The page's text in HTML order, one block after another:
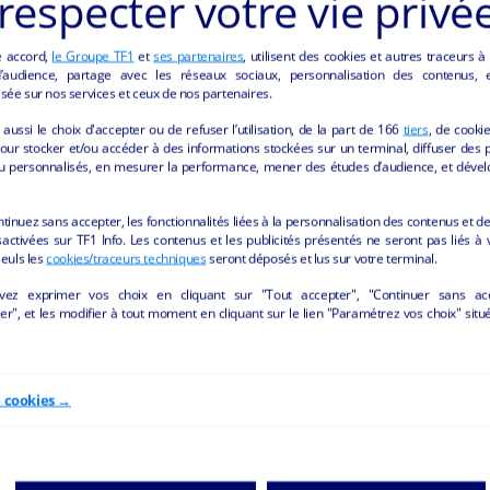
"AUTRES" DE LA REGION
Châteauroux - 36000
accord, le Groupe TF1 etses partenaires, utilisent des cookies et autres traceurs à
partage avec les réseaux sociaux, personnalisation des contenus,
sur nos services et ceux de nos partenaires.
aussi le choix d'accepter ou de refuser l’utilisation, de la part de 166 tiers, de
stocker et/ou accéder à des informations stockées sur un terminal, diffuser des
personnalisés, en mesurer la performance, mener des études d’audience, et
sans accepter, les fonctionnalités liées à la personnalisation des contenus et
sur TF1 Info. Les contenus et les publicités présentés ne seront pas liés à
lescookies/traceurs techniquesseront déposés et lus sur votre terminal.
exprimer vos choix en cliquant sur "Tout accepter", "Continuer sans
et les modifier à tout moment en cliquant sur le lien "Paramétrez vos choix"
cookies →